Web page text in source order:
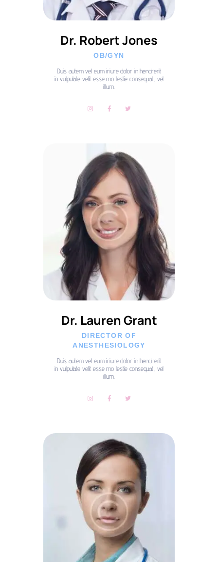
Dr. Robert Jones
OB/GYN
Duis autem vel eum iriure dolor in hendrerit
in vulputate velit esse mo lestie consequat, vel
illum.
Dr. Lauren Grant
DIRECTOR OF
ANESTHESIOLOGY
Duis autem vel eum iriure dolor in hendrerit
in vulputate velit esse mo lestie consequat, vel
illum.